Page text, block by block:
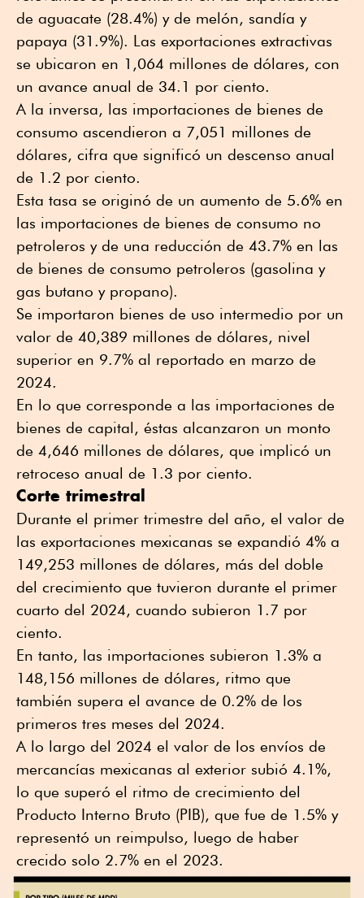
de aguacate (28.4%) y de melón, sandía y
papaya (31.9%). Las exportaciones extractivas
se ubicaron en 1,064 millones de dólares, con
un avance anual de 34.1 por ciento.
A la inversa, las importaciones de bienes de
consumo ascendieron a 7,051 millones de
dólares, cifra que significó un descenso anual
de 1.2 por ciento.
Esta tasa se originó de un aumento de 5.6% en
las importaciones de bienes de consumo no
petroleros y de una reducción de 43.7% en las
de bienes de consumo petroleros (gasolina y
gas butano y propano).
Se importaron bienes de uso intermedio por un
valor de 40,389 millones de dólares, nivel
superior en 9.7% al reportado en marzo de
2024.
En lo que corresponde a las importaciones de
bienes de capital, éstas alcanzaron un monto
de 4,646 millones de dólares, que implicó un
retroceso anual de 1.3 por ciento.
Corte trimestral
Durante el primer trimestre del año, el valor de
las exportaciones mexicanas se expandió 4% a
149,253 millones de dólares, más del doble
del crecimiento que tuvieron durante el primer
cuarto del 2024, cuando subieron 1.7 por
ciento.
En tanto, las importaciones subieron 1.3% a
148,156 millones de dólares, ritmo que
también supera el avance de 0.2% de los
primeros tres meses del 2024.
A lo largo del 2024 el valor de los envíos de
mercancías mexicanas al exterior subió 4.1%,
lo que superó el ritmo de crecimiento del
Producto Interno Bruto (PIB), que fue de 1.5% y
representó un reimpulso, luego de haber
crecido solo 2.7% en el 2023.